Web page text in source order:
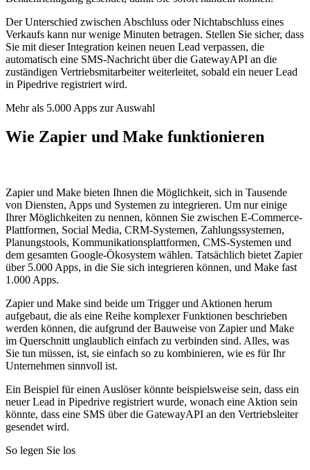
Der Unterschied zwischen Abschluss oder Nichtabschluss eines
Verkaufs kann nur wenige Minuten betragen. Stellen Sie sicher, dass
Sie mit dieser Integration keinen neuen Lead verpassen, die
automatisch eine SMS-Nachricht über die GatewayAPI an die
zuständigen Vertriebsmitarbeiter weiterleitet, sobald ein neuer Lead
in Pipedrive registriert wird.
Mehr als 5.000 Apps zur Auswahl
Wie Zapier und Make funktionieren
Zapier und Make bieten Ihnen die Möglichkeit, sich in Tausende
von Diensten, Apps und Systemen zu integrieren. Um nur einige
Ihrer Möglichkeiten zu nennen, können Sie zwischen E-Commerce-
Plattformen, Social Media, CRM-Systemen, Zahlungssystemen,
Planungstools, Kommunikationsplattformen, CMS-Systemen und
dem gesamten Google-Ökosystem wählen. Tatsächlich bietet Zapier
über 5.000 Apps, in die Sie sich integrieren können, und Make fast
1.000 Apps.
Zapier und Make sind beide um Trigger und Aktionen herum
aufgebaut, die als eine Reihe komplexer Funktionen beschrieben
werden können, die aufgrund der Bauweise von Zapier und Make
im Querschnitt unglaublich einfach zu verbinden sind. Alles, was
Sie tun müssen, ist, sie einfach so zu kombinieren, wie es für Ihr
Unternehmen sinnvoll ist.
Ein Beispiel für einen Auslöser könnte beispielsweise sein, dass ein
neuer Lead in Pipedrive registriert wurde, wonach eine Aktion sein
könnte, dass eine SMS über die GatewayAPI an den Vertriebsleiter
gesendet wird.
So legen Sie los